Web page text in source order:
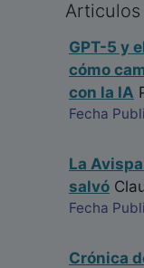
GPT-5 y
cómo
con la IA
Fecha
La
salvó
Fecha
Crónica